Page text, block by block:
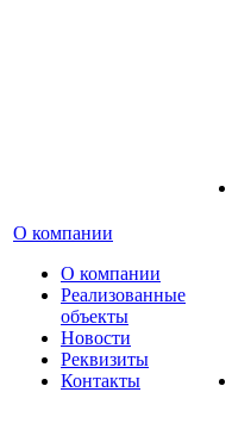
О компании
О компании
Реализованные
объекты
Новости
Реквизиты
Контакты